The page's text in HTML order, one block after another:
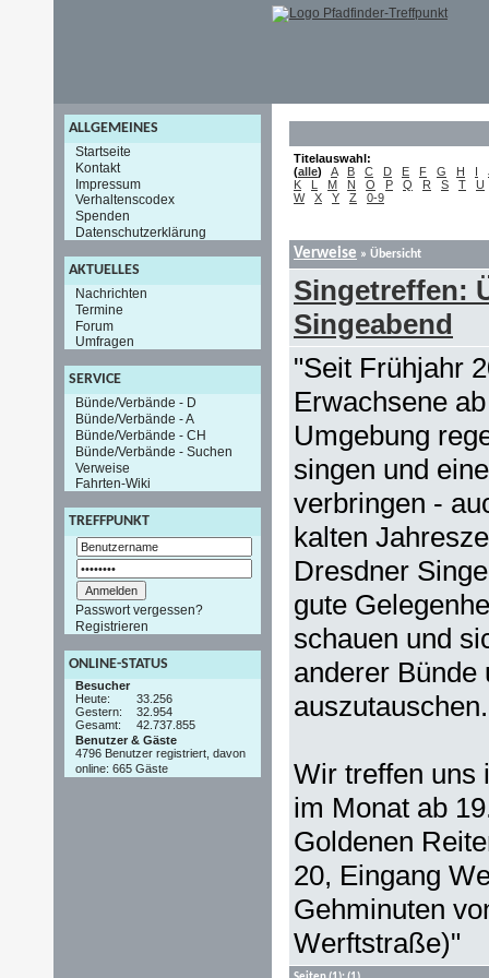
ALLGEMEINES
Startseite
Kontakt
Impressum
Verhaltenscodex
Spenden
Datenschutzerklärung
AKTUELLES
Nachrichten
Termine
Forum
Umfragen
SERVICE
Bünde/Verbände - D
Bünde/Verbände - A
Bünde/Verbände - CH
Bünde/Verbände - Suchen
Verweise
Fahrten-Wiki
TREFFPUNKT
Passwort vergessen?
Registrieren
ONLINE-STATUS
Besucher
Heute:
33.256
Gestern:
32.954
Gesamt:
42.737.855
Benutzer & Gäste
4796 Benutzer registriert, davon
online: 665 Gäste
Titelauswahl:
(alle) A B C D E F G H I
K
L M N O P Q R S T
U
W
X Y Z 0-9
Verweise » Übersicht
Singetreffen:
Singeabend
"Seit Frühjahr
Erwachsene
Umgebung
singen und
verbringen -
kalten
Dresdner
gute
schauen und
anderer Bünde
Wir treffen uns
im Monat ab
Goldenen
20, Eingang
Gehminuten
Werftstraße)"